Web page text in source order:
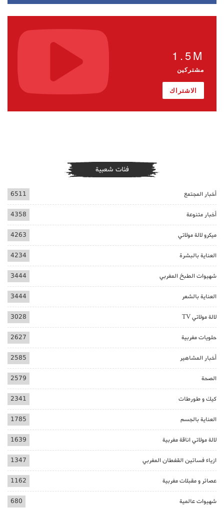
1.5M
مشتركين
الاشتراك
فئات شعبية
أخبار المجتمع 6511
أخبار متنوعة 4358
ميكرو لالة مولاتي 4263
العناية بالبشرة 4234
شهيوات الطبخ المغربي 3444
العناية بالشعر 3444
لالة مولاتي TV 3028
حلويات مغربية 2627
أخبار المشاهير 2585
الصحة 2579
كيك و طورطات 2341
العناية بالجسم 1785
لالة مولاتي اناقة مغربية 1639
ازياء فساتين القفطان المغربي 1347
عصائر و مقبلات مغربية 1162
شهيوات عالمية 680